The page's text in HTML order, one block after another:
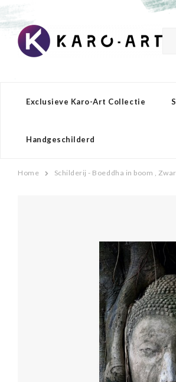
Exclusieve Karo-Art Collectie
Handgeschilderd
Home Schilderij - Boeddha in boom ,